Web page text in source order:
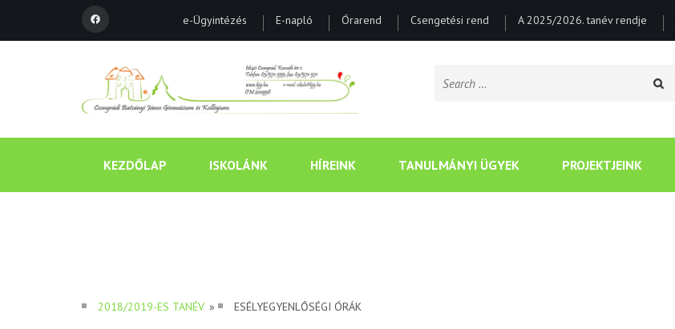
e-Ügyintézés E-napló Órarend Csengetési rend A 2025/2026. tanév rendje
Search
KEZDŐLAP ISKOLÁNK HÍREINK TANULMÁNYI ÜGYEK PROJEKTJEINK
2018/2019-ES TANÉV » ESÉLYEGYENLŐSÉGI ÓRÁK